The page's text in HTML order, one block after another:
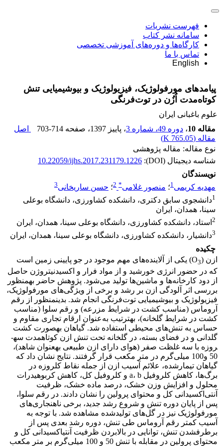
فهرست نشریات
سامانه نشر کتاب
کارگاه‌ها و دوره‌های آموزشی تخصصی
تماس با ما
English
پیامدهای مورفولوژیک، فیزیولوژیک و بیوشیمیایی تنش
کوتاه‌مدت اُزُن در توت‌فرنگی
علوم باغبانی ایران
مقاله 10
، دوره 49، شماره 3 ، پاییز 1397 ، صفحه 703-714
اصل
مقاله (765.05 K
)
نوع مقاله: مقاله پژوهشی
شناسه دیجیتال (DOI):
10.22059/ijhs.2017.231179.1226
نویسندگان
مهدیه کریمی1؛ منصور غلامی*
2؛ حسن ساریخانی3
1دانشجوی سابق دکتری، دانشکده کشاورزی، دانشگاه بوعلی
سینا، همدان، ایران
2 استاد، دانشکده کشاورزی، دانشگاه بوعلی سینا، همدان، ایران
3دانشیار، دانشکده کشاورزی، دانشگاه بوعلی سینا، همدان، ایران
چکیده
ازن (O3
) یکی از آلاینده‌های مهم موجود در جو پایینی زمین است
که در حضور انرژی خورشید و از مواد فرار و اکسید­نیتروژن حاصل
از دود کارخانه‌ها و ماشین‌ها تولید می‌شود. پژوهش حاضر به­منظور
بررسی اثر آلودگی ازن بر رشد و برخی از ویژگی‌های مورفولوژیک،
فیزیولوژیک و بیوشیمیایی توت‌فرنگی انجام شد. بدین­منظور از رقم
آروماس (مناسب کشت در شرایط مزرعه‌) و رقم سلوا (مناسب
کشت در شرایط گلخانه)، به­ترتیب به­‌عنوان ارقام تجاری مقاوم و
حساس به تنش‌های محیطی استفاده شد. گیاهان به­صورت کشت
گلدانی و در فضای بسته، در گلخانه تحت تنش ازن کوتاه­مدت سه­
روزه با سه غلظت صفر (هوای دارای ازن طبیعی به­عنوان شاهد)،
50 و100 میلی‌گرم در متر مکعب قرار گرفتند. نتایج نشان داد که
گیاهان تیمار­شده، علائم آسیب ازن از جمله نقاط کلروزه در
برگ‌ها، کاهش کلروفیل a، b و کلروفیل کل، کاهش کربوهیدرات
محلول و افزایش وزن خشک، درصد ماده خشک، ظرفیت
آنتی‌‌اکسیدانی کل و محتوای پرولین را نشان دادند. در رقم سلوا،
پس از پایان دوره تنش و شروع رشد جدید، برخی ناهنجاری‌های
مورفولوژیک نیز در گل‌های تولید­شده مشاهده شد. با توجه به
آسیب کمتر رقم آروماس طی تنش، دوره رشد بعدی پس از
برطرف­شدن تنش، توانایی در بالا­بردن ظرفیت آنتی­اکسیدانی کل و
محتوای پرولین در مقابله با تنش 50 و 100 میلی‌گرم بر متر مکعب